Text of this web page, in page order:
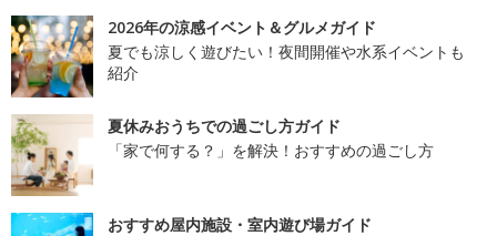
2026年の涼感イベント＆グルメガイド
夏でも涼しく遊びたい！夜間開催や水系イベントも
紹介
夏休みおうちでの過ごし方ガイド
「家で何する？」を解決！おすすめの過ごし方
おすすめ屋内施設・室内遊び場ガイド